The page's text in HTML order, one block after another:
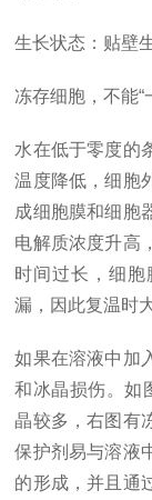
生长状态：贴壁
冻存细胞，不能“
水在低于零度的
温度降低，细胞
成细胞膜和细胞
电解质浓度升高
时间过长，细
漏，因此复温时
如果在溶液中加
和冰晶损伤。如
晶较多，右图有
保护剂易与溶液
的形成，并且通